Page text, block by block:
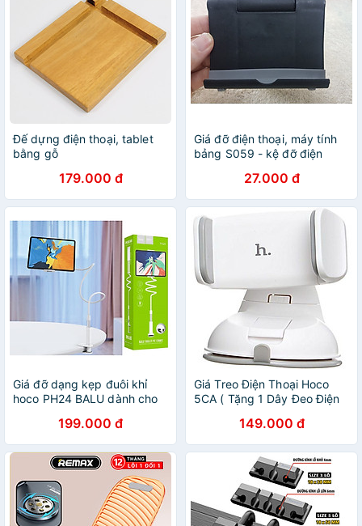
Đế dựng điện thoại, tablet
bằng gỗ
179.000 đ
Giá đỡ điện thoại, máy tính
bảng S059 - kệ đỡ điện
Hàng chính hãng
27.000 đ
Giá đỡ dạng kẹp đuôi khỉ
hoco PH24 BALU dành cho
hàng chính hãng
199.000 đ
Giá Treo Điện Thoại Hoco
5CA ( Tặng 1 Dây Đeo Điện
Hãng ( Giao Màu Ngẫu
Nhiên)
149.000 đ